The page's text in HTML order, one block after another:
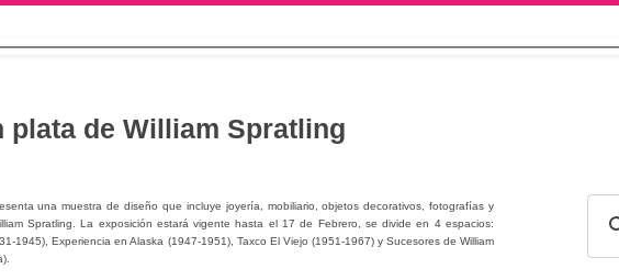
plata de William Spratling
una muestra de diseño que incluye joyería, mobiliario, objetos decorativos, fotografías y
Spratling. La exposición estará vigente hasta el 17 de Febrero, se divide en 4 espacios:
1945), Experiencia en Alaska (1947-1951), Taxco El Viejo (1951-1967) y Sucesores de William